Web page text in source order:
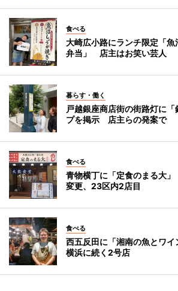
食べる
大崎広小路にランチ限定「魚
弁当」 店主はお笑い芸人
暮らす・働く
戸越銀座商店街の街路灯に
プを掲示 店主らの発案で
食べる
青物横丁に「定食のまる大
変更、23区内2店目
食べる
西五反田に「湘南の魚とワ
横浜に続く2号店